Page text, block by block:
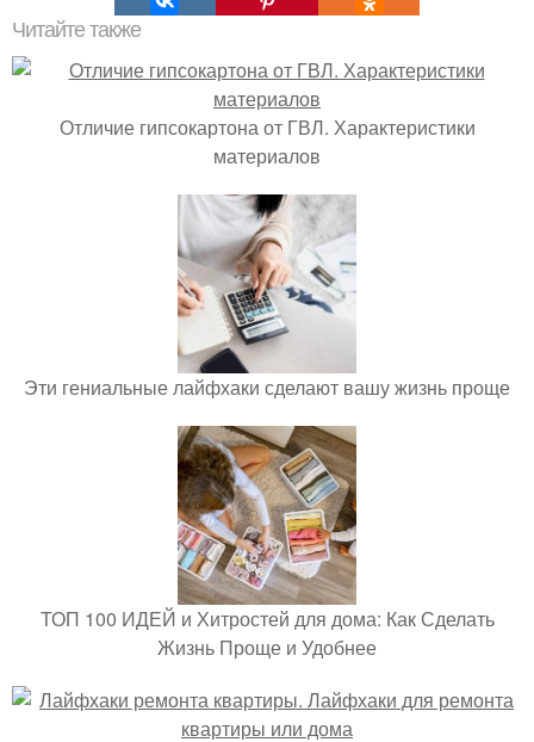
Читайте также
Отличие гипсокартона от ГВЛ. Характеристики
материалов
Эти гениальные лайфхаки сделают вашу жизнь проще
ТОП 100 ИДЕЙ и Хитростей для дома: Как Сделать
Жизнь Проще и Удобнее